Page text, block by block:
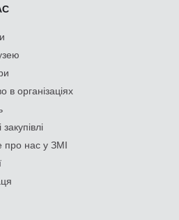
в організаціях
закупівлі
про нас у ЗМІ